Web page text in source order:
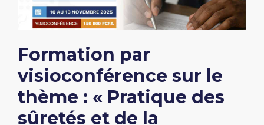
Formation par
visioconférence sur le
thème : « Pratique des
sûretés et de la